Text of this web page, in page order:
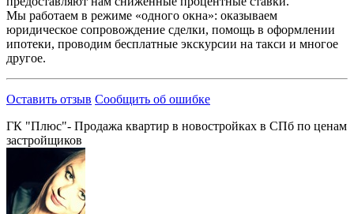
Мы работаем в режиме «одного окна»: оказываем
юридическое сопровождение сделки, помощь в оформлении
ипотеки, проводим бесплатные экскурсии на такси и многое
другое.
Оставить отзыв Сообщить об ошибке
ГК "Плюс"- Продажа квартир в новостройках в СПб по ценам
застройщиков